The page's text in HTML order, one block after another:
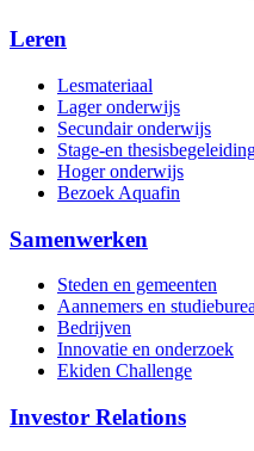
Leren
Lesmateriaal
Lager onderwijs
Secundair onderwijs
Stage-en
Hoger onderwijs
Bezoek Aquafin
Samenwerken
Steden en gemeenten
Aannemers en
Bedrijven
Innovatie en onderzoek
Ekiden Challenge
Investor Relations